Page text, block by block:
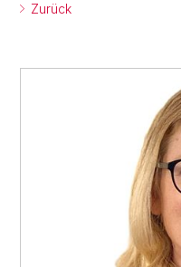
Zurück